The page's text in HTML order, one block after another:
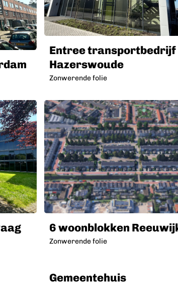
Entree transportbedrijf
Hazerswoude
Zonwerende folie
6 woonblokken
Zonwerende folie
Gemeentehuis